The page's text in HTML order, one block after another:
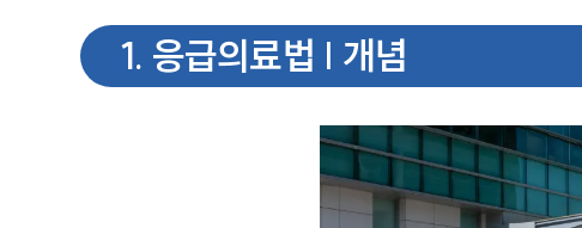
1. 응급의료법 | 개념